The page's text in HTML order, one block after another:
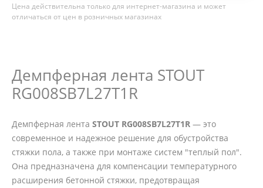
Цена действительна только для интернет-магазина и может
отличаться от цен в розничных магазинах
Демпферная лента STOUT
RG008SB7L27T1R
Демпферная лента STOUT RG008SB7L27T1R — это
современное и надежное решение для обустройства
стяжки пола, а также при монтаже систем "теплый пол".
Она предназначена для компенсации температурного
расширения бетонной стяжки, предотвращая